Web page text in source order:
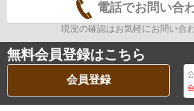
電話でお問い合
現況の確認はお気軽にお問い合
無料会員登録はこちら
会員登録